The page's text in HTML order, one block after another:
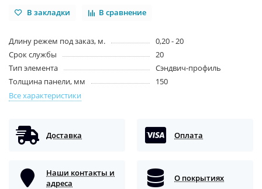
В закладки В сравнение
Длину режем под заказ, м.
0,20 - 20
Срок службы
20
Тип элемента
Сэндвич-профиль
Толщина панели, мм
150
Все характеристики
Доставка Оплата
Наши контакты и
адреса
О покрытиях